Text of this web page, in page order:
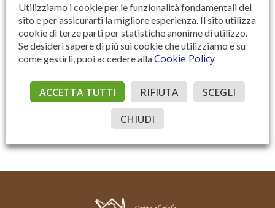
RIF. V 483 – PONTICINO (LATERINA)
Terra Tetto a Ponticino
€ 110.000
2
Utilizziamo i cookie per le funzionalità fondamentali del
sito e per assicurarti la migliore esperienza. Il sito utilizza
cookie di terze parti per statistiche anonime di utilizzo.
Se desideri sapere di più sui cookie che utilizziamo e su
come gestirli, puoi accedere allaCookie Policy
ACCETTA TUTTI RIFIUTA
SCEGLI
CHIUDI